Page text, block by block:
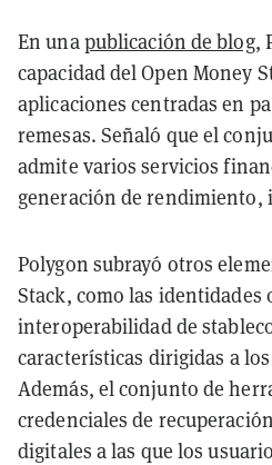
En unapublicación de blog,
capacidad del Open Money
aplicaciones centradas en
remesas. Señaló que el
admite varios servicios
generación de rendimiento,
Polygon subrayó otros
Stack, como las identidades
interoperabilidad de
características dirigidas a
Además, el conjunto de
credenciales de
digitales a las que los